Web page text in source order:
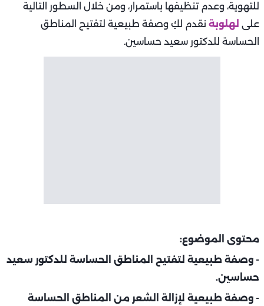
للتهوية، وعدم تنظيفها باستمرار، ومن خلال السطور التالية
على لهلوبة نقدم لكِ وصفة طبيعية لتفتيح المناطق
الحساسة للدكتور سعيد حساسين.
محتوى الموضوع:
- وصفة طبيعية لتفتيح المناطق الحساسة للدكتور سعيد
حساسين.
- وصفة طبيعية لإزالة الشعر من المناطق الحساسة